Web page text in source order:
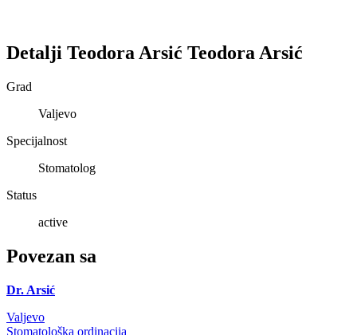
Detalji Teodora Arsić Teodora Arsić
Grad
Valjevo
Specijalnost
Stomatolog
Status
active
Povezan sa
Dr. Arsić
Valjevo
Stomatološka ordinacija